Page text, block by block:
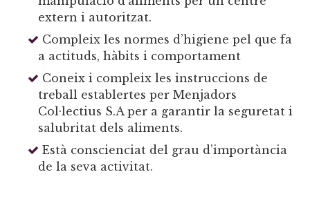
extern i autoritzat.
Compleix les normes d’higiene pel que fa
a actituds, hàbits i comportament
Coneix i compleix les instruccions de
treball establertes per Menjadors
Col·lectius S.A per a garantir la seguretat i
salubritat dels aliments.
Està conscienciat del grau d’importància
de la seva activitat.